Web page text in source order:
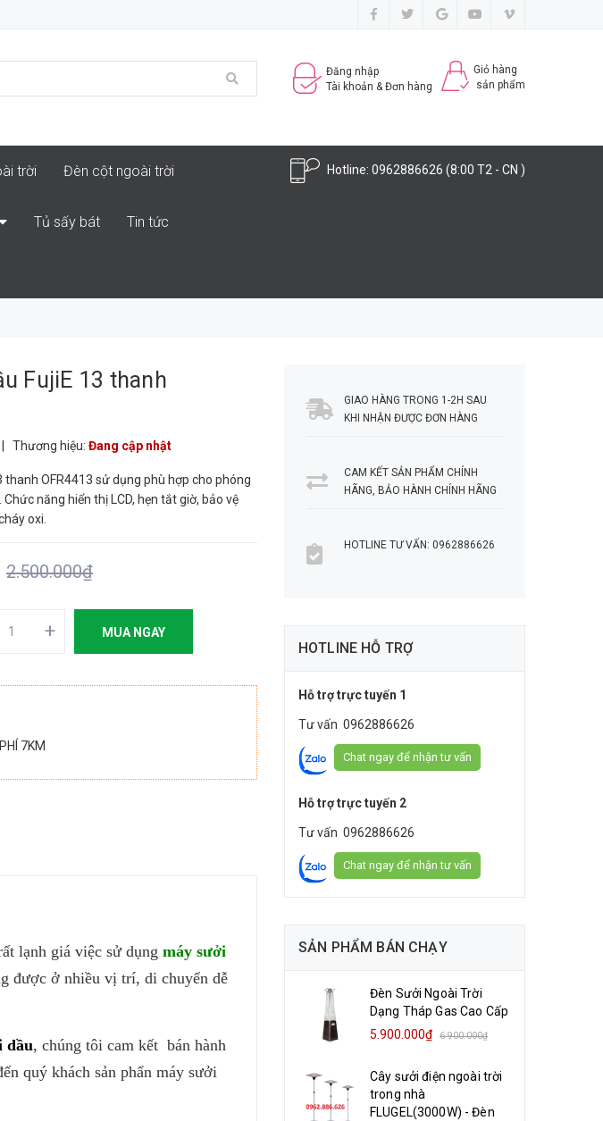
Đăng nhập
Tài khoản & Đơn hàng
Giỏ hàng
sản phẩm
trời Đèn cột ngoài trời
Tủ sấy bát Tin tức
Hotline: 0962886626 (8:00 T2 - CN )
FujiE 13 thanh
Thương hiệu: Đang cập nhật
thanh OFR4413 sử dụng phù hợp cho phóng
năng hiển thị LCD, hẹn tắt giờ, bảo vệ
oxi.
2.500.000₫
+ MUA NGAY
7KM
lạnh giá việc sử dụng máy sưởi
được ở nhiều vị trí, di chuyển dễ
dầu, chúng tôi cam kết bán hành
quý khách sản phẩn máy sưởi
GIAO HÀNG TRONG 1-2H SAU
KHI NHẬN ĐƯỢC ĐƠN HÀNG
CAM KẾT SẢN PHẨM CHÍNH
HÃNG, BẢO HÀNH CHÍNH HÃNG
HOTLINE TƯ VẤN: 0962886626
HOTLINE HỖ TRỢ
Hỗ trợ trực tuyến 1
Tư vấn 0962886626
Chat ngay để nhận tư vấn
Hỗ trợ trực tuyến 2
Tư vấn 0962886626
Chat ngay để nhận tư vấn
SẢN PHẨM BÁN CHẠY
Đèn Sưởi Ngoài Trời
Dạng Tháp Gas Cao Cấp
5.900.000₫
6.900.000₫
Cây sưởi điện ngoài trời
trong nhà
FLUGEL(3000W) - Đèn